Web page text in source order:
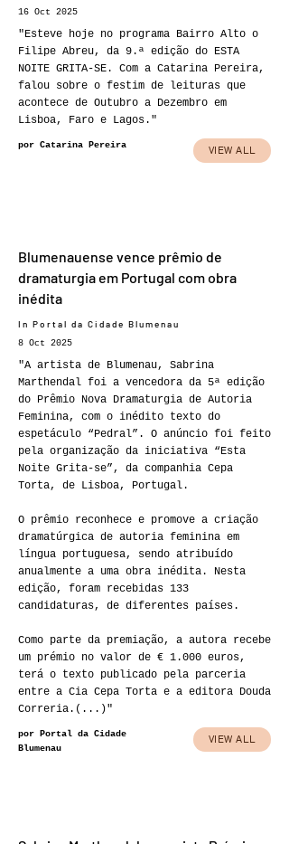
16 Oct 2025
"Esteve hoje no programa Bairro Alto o
Filipe Abreu, da 9.ª edição do ESTA
NOITE GRITA-SE. Com a Catarina Pereira,
falou sobre o festim de leituras que
acontece de Outubro a Dezembro em
Lisboa, Faro e Lagos."
por Catarina Pereira
VIEW ALL
Blumenauense vence prêmio de
dramaturgia em Portugal com obra
inédita
In Portal da Cidade Blumenau
8 Oct 2025
"A artista de Blumenau, Sabrina
Marthendal foi a vencedora da 5ª edição
do Prêmio Nova Dramaturgia de Autoria
Feminina, com o inédito texto do
espetáculo “Pedral”. O anúncio foi feito
pela organização da iniciativa “Esta
Noite Grita-se”, da companhia Cepa
Torta, de Lisboa, Portugal.
O prêmio reconhece e promove a criação
dramatúrgica de autoria feminina em
língua portuguesa, sendo atribuído
anualmente a uma obra inédita. Nesta
edição, foram recebidas 133
candidaturas, de diferentes países.
Como parte da premiação, a autora recebe
um prémio no valor de € 1.000 euros,
terá o texto publicado pela parceria
entre a Cia Cepa Torta e a editora Douda
Correria.(...)"
por Portal da Cidade
Blumenau
VIEW ALL